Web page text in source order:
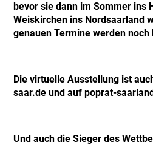
bevor sie dann im Sommer ins
Weiskirchen ins Nordsaarland
genauen Termine werden
Die virtuelle Ausstellung ist
saar.de und auf poprat-
Und auch die Sieger des